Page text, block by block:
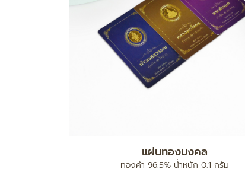
แผ่นทองมงคล
ทองคำ 96.5% น้ำหนัก 0.1 กรัม